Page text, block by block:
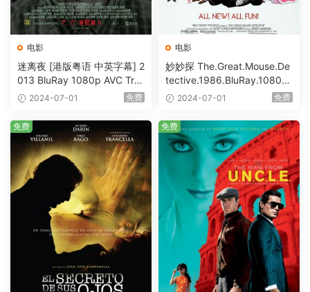
电影
迷离夜 [港版粤语 中英字幕] 2
013 BluRay 1080p AVC Tru
eHD5.1 [BDISO 22.64GB]
2024-07-01 免费
电影
妙妙探 The.Great.Mouse.De
tective.1986.BluRay.1080p.
AVC.DTS-HD.MA.5.1-HDHo
2024-07-01 免费
免费 免费